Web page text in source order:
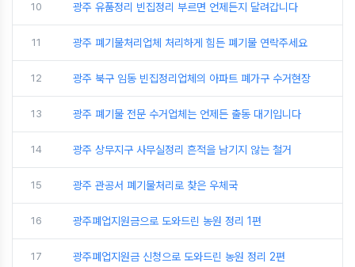
10 광주 유품정리 빈집정리 부르면 언제든지 달려갑니다
11 광주 폐기물처리업체 처리하게 힘든 폐기물 연락주세요
12 광주 북구 임동 빈집정리업체의 아파트 폐가구 수거현장
13 광주 폐기물 전문 수거업체는 언제든 출동 대기입니다
14 광주 상무지구 사무실정리 흔적을 남기지 않는 철거
15 광주 관공서 폐기물처리로 찾은 우체국
16 광주폐업지원금으로 도와드린 농원 정리 1편
17 광주폐업지원금 신청으로 도와드린 농원 정리 2편